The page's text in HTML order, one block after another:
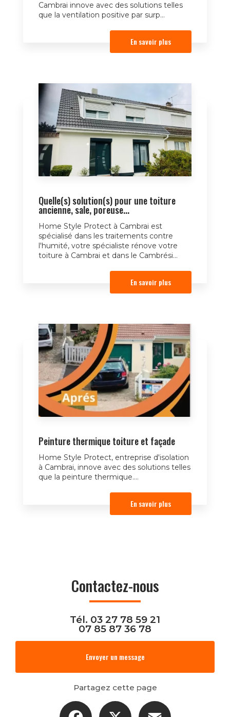
Cambrai innove avec des solutions telles
que la ventilation positive par surp...
En savoir plus
Quelle(s) solution(s) pour une toiture
ancienne, sale, poreuse...
Home Style Protect à Cambrai est
spécialisé dans les traitements contre
l'humité, votre spécialiste rénove votre
toiture à Cambrai et dans le Cambrési...
En savoir plus
Peinture thermique toiture et façade
Home Style Protect, entreprise d'isolation
à Cambrai, innove avec des solutions telles
que la peinture thermique....
En savoir plus
Contactez-nous
Tél. 03 27 78 59 21
07 85 87 36 78
Envoyer un message
Partagez cette page
Facebook